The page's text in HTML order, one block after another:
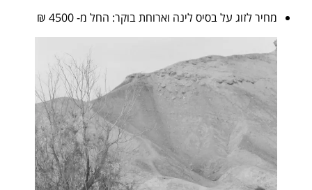
מחיר לזוג על בסיס לינה וארוחת בוקר: החל מ- 4500 ₪